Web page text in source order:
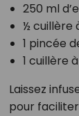
250 ml
½ cuillère
1 pincée
1 cuillère
Laissez
pour